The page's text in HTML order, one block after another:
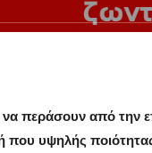
να περάσουν από την
υψηλής